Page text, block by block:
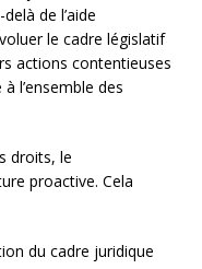
de l’aide
le cadre législatif
actions contentieuses
l’ensemble des
droits, le
proactive. Cela
du cadre juridique